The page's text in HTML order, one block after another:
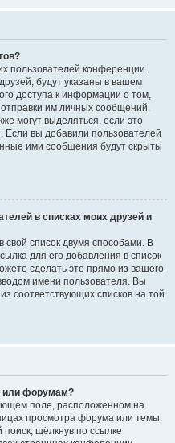
пользователей конференции.
будут указаны в вашем
доступа к информации о том,
им личных сообщений.
могут выделяться, если это
вы добавили пользователей
ими сообщения будут скрыты
в списках моих друзей и
свой список двумя способами. В
для его добавления в список
сделать это прямо из вашего
имени пользователя. Вы
соответствующих списков на той
или форумам?
поле, расположенном на
просмотра форума или темы.
щёлкнув по ссылке